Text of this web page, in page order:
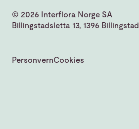
© 2026 Interflora Norge SA
Billingstadsletta 13, 1396 Billingstad
PersonvernCookies